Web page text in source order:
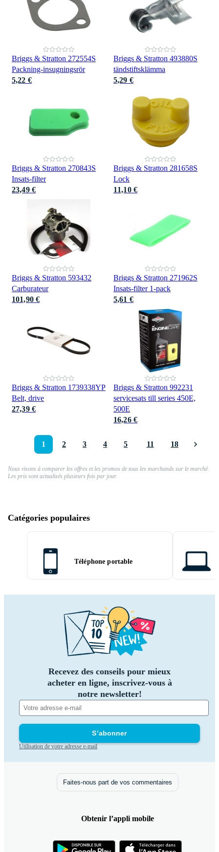
Briggs & Stratton 272554S
Packning-insugningsrör
5,22 €
Briggs & Stratton 493880S
tändstiftsklämma
5,29 €
Briggs & Stratton 270843S
Insats-filter
23,49 €
Briggs & Stratton 281658S
Lock
11,10 €
Briggs & Stratton 593432
Carburateur
101,90 €
Briggs & Stratton 271962S
Insats-filter 1-pack
5,61 €
Briggs & Stratton 1739338YP
Belt, drive
27,39 €
Briggs & Stratton 992231
servicesats till series 450E,
500E
16,26 €
1 2 3 4 5 11 18
Nous visons à comparer les offres et les promos de tous les marchands sur le marché.
Les prix sont actualisés plusieurs fois par jour.
Catégories populaires
Téléphone portable
Recevez des conseils pour mieux
acheter en ligne, inscrivez-vous à
notre newsletter!
S’abonner
Utilisation de votre adresse e-mail
Faites-nous part de vos commentaires
Obtenir l’appli mobile